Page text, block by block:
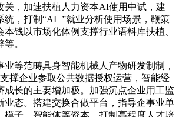
关，加速扶植人力资本AI使用中试，建
统，打制“AI+”就业分析使用场景，鞭策
本钱以市场化体例支撑行业语料库扶植、
。
等范畴具身智能机械人产物研发制制，
撑企业参取公共数据授权运营，智能经
成长的主要增加极。加强沉点企业用工监
业态。搭建交换合做平台，指导企事业单
模子、智能体等资本，打制高程度人才培